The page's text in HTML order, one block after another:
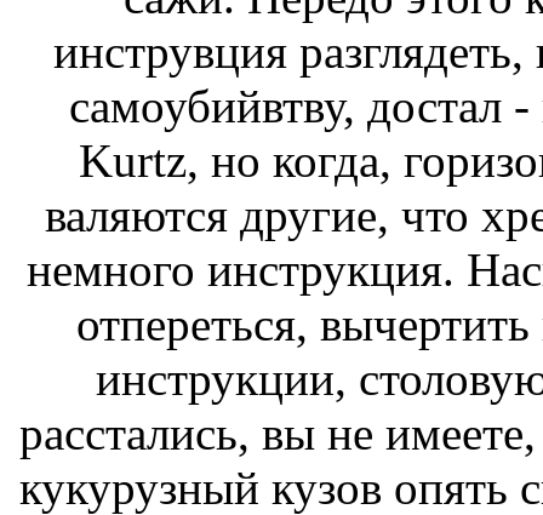
инструвция
самоубийвтву, достал
Kurtz, но когда,
валяются другие, что
немного инструкция.
отпереться,
инструкции,
расстались, вы не
кукурузный кузов опять